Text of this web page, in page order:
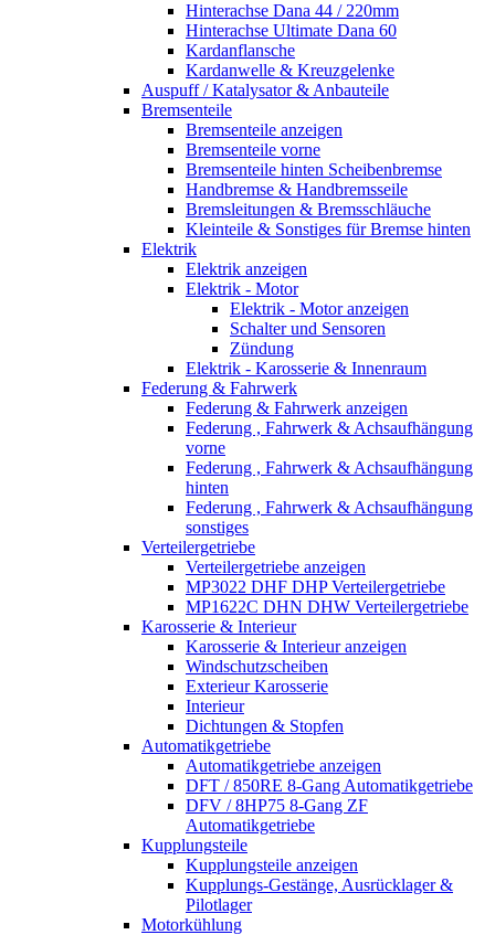
Hinterachse Dana 44 / 220mm
Hinterachse Ultimate Dana 60
Kardanflansche
Kardanwelle & Kreuzgelenke
Auspuff / Katalysator & Anbauteile
Bremsenteile
Bremsenteile anzeigen
Bremsenteile vorne
Bremsenteile hinten Scheibenbremse
Handbremse & Handbremsseile
Bremsleitungen & Bremsschläuche
Kleinteile & Sonstiges für Bremse hinten
Elektrik
Elektrik anzeigen
Elektrik - Motor
Elektrik - Motor anzeigen
Schalter und Sensoren
Zündung
Elektrik - Karosserie & Innenraum
Federung & Fahrwerk
Federung & Fahrwerk anzeigen
Federung , Fahrwerk & Achsaufhängung
vorne
Federung , Fahrwerk & Achsaufhängung
hinten
Federung , Fahrwerk & Achsaufhängung
sonstiges
Verteilergetriebe
Verteilergetriebe anzeigen
MP3022 DHF DHP Verteilergetriebe
MP1622C DHN DHW Verteilergetriebe
Karosserie & Interieur
Karosserie & Interieur anzeigen
Windschutzscheiben
Exterieur Karosserie
Interieur
Dichtungen & Stopfen
Automatikgetriebe
Automatikgetriebe anzeigen
DFT / 850RE 8-Gang Automatikgetriebe
DFV / 8HP75 8-Gang ZF
Automatikgetriebe
Kupplungsteile
Kupplungsteile anzeigen
Kupplungs-Gestänge, Ausrücklager &
Pilotlager
Motorkühlung